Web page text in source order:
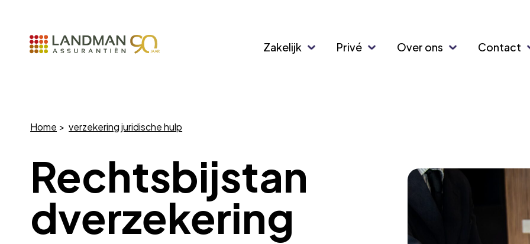
Zakelijk Privé Over ons Contact
Home verzekering juridische hulp
Rechtsbijstan
dverzekering